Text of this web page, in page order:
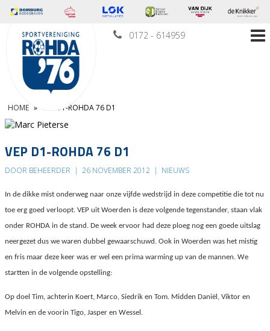
0172 - 614959
HOME » VEP D1-ROHDA 76 D1
VEP D1-ROHDA 76 D1
DOOR BEHEERDER | 26 NOVEMBER 2012 | NIEUWS
In de dikke mist onderweg naar onze vijfde wedstrijd in deze competitie die tot nu
toe erg goed verloopt. VEP uit Woerden is deze volgende tegenstander, staan vlak
onder ROHDA in de stand. De week ervoor had deze ploeg nog een goede uitslag
neergezet dus we waren dubbel gewaarschuwd. Ook in Woerden was het mistig
en fris maar deze keer was er wel een prima warming up van de mannen. We
startten in de volgende opstelling:
Op doel Tim, achterin Koert, Marco, Siedrik en Tom. Midden Daniël, Viktor en
Melvin en de voorin Tigo, Jasper en Wessel.